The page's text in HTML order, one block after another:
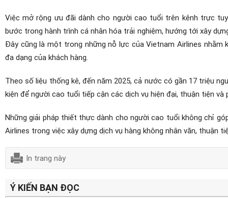
Việc mở rộng ưu đãi dành cho người cao tuổi trên kênh trực
bước trong hành trình cá nhân hóa trải nghiệm, hướng tới xây
Đây cũng là một trong những nỗ lực của Vietnam Airlines
đa dạng của khách hàng.
Theo số liệu thống kê, đến năm 2025, cả nước có gần 17 triệu
kiện để người cao tuổi tiếp cận các dịch vụ hiện đại, thuận tiện
Những giải pháp thiết thực dành cho người cao tuổi không chỉ
Airlines trong việc xây dựng dịch vụ hàng không nhân văn, thuận
In trang này
Ý KIẾN BẠN ĐỌC